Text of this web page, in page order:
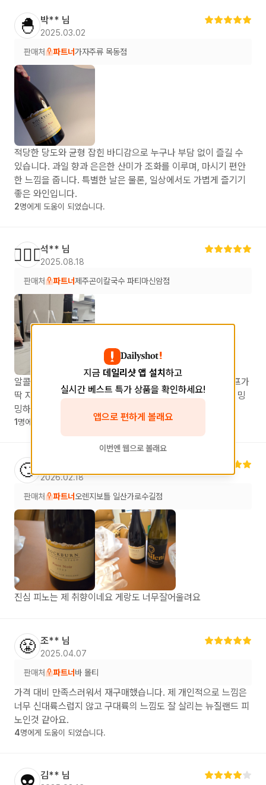
🐣 박** 님
2025.03.02
판매처 파트너가자주류 목동점
적당한 당도와 균형 잡힌 바디감으로 누구나 부담 없이 즐길 수
있습니다. 과일 향과 은은한 산미가 조화를 이루며, 마시기 편안
한 느낌을 줍니다. 특별한 날은 물론, 일상에서도 가볍게 즐기기
좋은 와인입니다.
2명에게 도움이 되었습니다.
💁🏻‍♂️석** 님
2025.08.18
판매처 파트너제주곤이칼국수 파티마신암점
알콜향이 많이 안나면서 무겁지 않고 깔끔하니 좋네요. 와이프가
딱 자기 스타일이라고 하네요. 저는 좀 가볍게 느껴지고 자칫 밍
밍하다고 느껴지는 부분도 있네요.
1 명에게 도움이 되었습니다.
🙄 2026.02.18
판매처 파트너 오렌지보틀 일산가로수길점
진심 피노는 제 취향이네요 게랑도 너무잘어울려요
😤 조** 님
2025.04.07
판매처 파트너 바 몰티
가격 대비 만족스러워서 재구매했습니다. 제 개인적으로 느낌은
너무 신대륙스럽지 않고 구대륙의 느낌도 잘 살리는 뉴질랜드 피
노인것 같아요.
4명에게 도움이 되었습니다.
👽 김** 님
지금 데일리샷 앱 설치 하고
실시간 베스트 특가 상품을 확인하세요!
앱으로 편하게 볼래요
이번엔 웹으로 볼래요